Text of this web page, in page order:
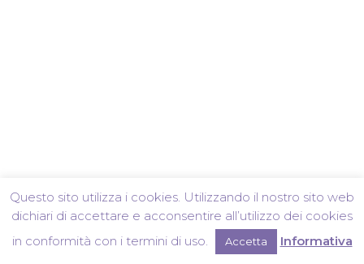
Questo sito utilizza i cookies. Utilizzando il nostro sito web
dichiari di accettare e acconsentire all’utilizzo dei cookies
in conformità con i termini di uso.
Accetta Informativa